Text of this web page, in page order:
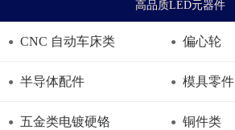
高品质LED元器件
CNC 自动车床类 偏心轮
半导体配件 模具零件
五金类电镀硬铬 铜件类